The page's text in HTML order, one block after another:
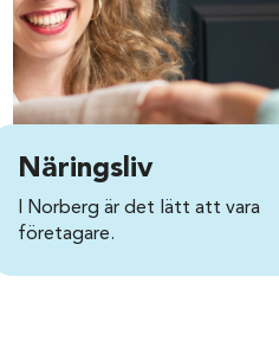
Näringsliv
I Norberg är det lätt att vara
företagare.